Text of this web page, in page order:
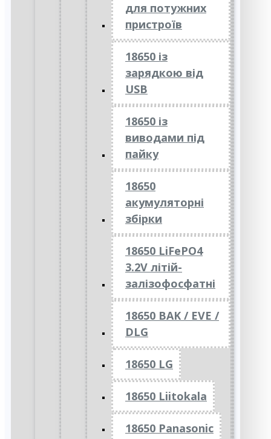
для потужних
пристроїв
18650 із
зарядкою від
USB
18650 із
виводами під
пайку
18650
акумуляторні
збірки
18650 LiFePO4
3.2V літій-
залізофосфатні
18650 BAK / EVE /
DLG
18650 LG
18650 Liitokala
18650 Panasonic